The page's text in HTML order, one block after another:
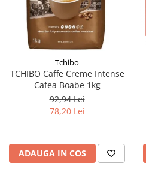
Tchibo
TCHIBO Caffe Creme Intense
Cafea Boabe 1kg
92,94 Lei
78,20 Lei
ADAUGA IN COS